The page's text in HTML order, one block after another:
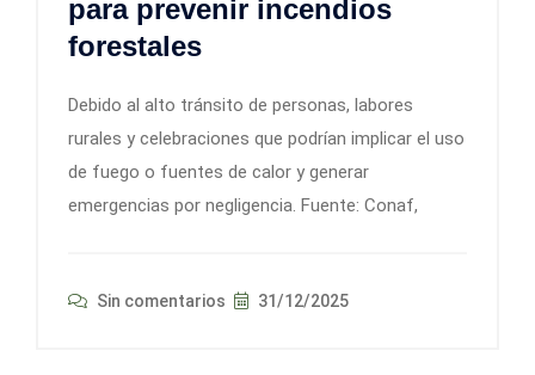
para prevenir incendios
forestales
Debido al alto tránsito de personas, labores
rurales y celebraciones que podrían implicar el uso
de fuego o fuentes de calor y generar
emergencias por negligencia. Fuente: Conaf,
Sin comentarios 31/12/2025